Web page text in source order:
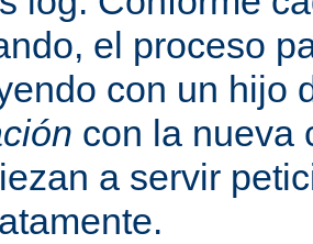
el proceso
con un hijo
con la nueva
a servir